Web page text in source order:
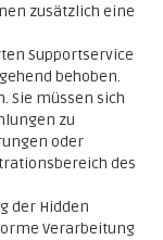
zusätzlich eine
Supportservice
behoben.
Sie müssen sich
zu
oder
des
der Hidden
Verarbeitung